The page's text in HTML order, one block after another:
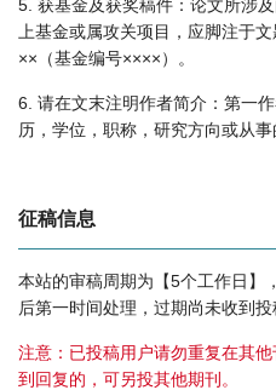
5. 获基金及获奖稿件：论文所涉
上基金或属攻关项目，应脚注于
××（基金编号××××）。
6. 请在文末注明作者简介：第一
历，学位，职称，研究方向或从事
征稿信息
本站的审稿周期为【5个工作日】
后第一时间处理，过期尚未收到投
注意：已投稿用户请勿重复在其
到回复的，可另投其他期刊。